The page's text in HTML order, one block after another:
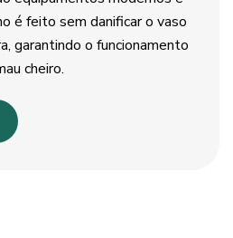
é feito sem danificar o vaso
garantindo o funcionamento
cheiro.